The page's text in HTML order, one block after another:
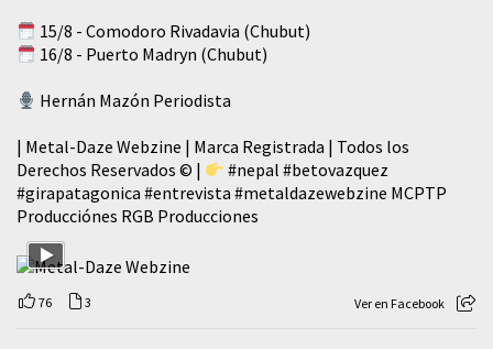
15/8 - Comodoro Rivadavia (Chubut)
16/8 - Puerto Madryn (Chubut)
Hernán Mazón Periodista
| Metal-Daze Webzine | Marca Registrada | Todos los
Derechos Reservados © |
#nepal #betovazquez
#girapatagonica #entrevista #metaldazewebzine MCPTP
Producciónes RGB Producciones
76 3 Ver en Facebook